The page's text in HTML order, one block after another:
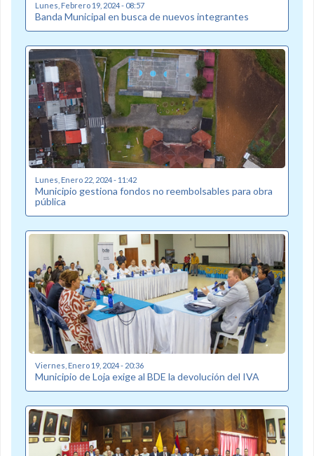
Lunes, Febrero 19, 2024 - 08:57
Banda Municipal en busca de nuevos integrantes
Lunes, Enero 22, 2024 - 11:42
Municipio gestiona fondos no reembolsables para obra
pública
Viernes, Enero 19, 2024 - 20:36
Municipio de Loja exige al BDE la devolución del IVA